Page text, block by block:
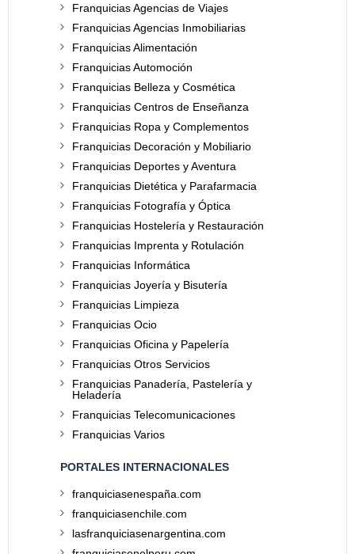
Franquicias Agencias de Viajes
Franquicias Agencias Inmobiliarias
Franquicias Alimentación
Franquicias Automoción
Franquicias Belleza y Cosmética
Franquicias Centros de Enseñanza
Franquicias Ropa y Complementos
Franquicias Decoración y Mobiliario
Franquicias Deportes y Aventura
Franquicias Dietética y Parafarmacia
Franquicias Fotografía y Óptica
Franquicias Hostelería y Restauración
Franquicias Imprenta y Rotulación
Franquicias Informática
Franquicias Joyería y Bisutería
Franquicias Limpieza
Franquicias Ocio
Franquicias Oficina y Papelería
Franquicias Otros Servicios
Franquicias Panadería, Pastelería y
Heladería
Franquicias Telecomunicaciones
Franquicias Varios
PORTALES INTERNACIONALES
franquiciasenespaña.com
franquiciasenchile.com
lasfranquiciasenargentina.com